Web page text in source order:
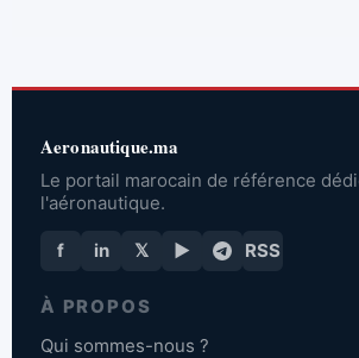
Aeronautique.ma
Le portail marocain de référence
l'aéronautique.
f in 𝕏 ▶ RSS
À PROPOS
Qui sommes-nous ?